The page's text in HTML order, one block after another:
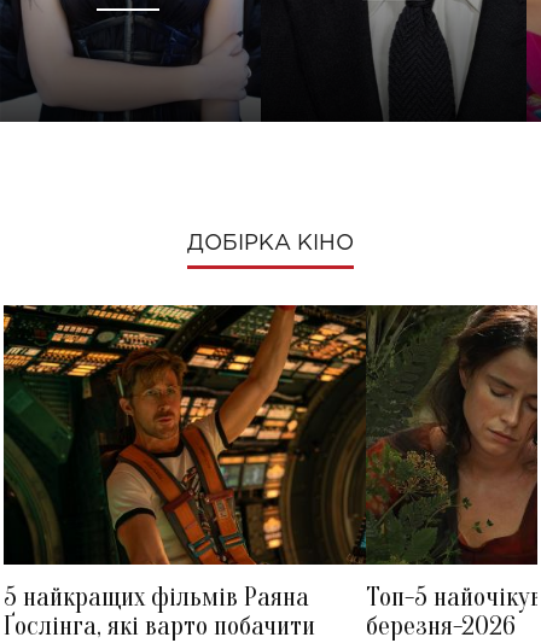
ДОБІРКА КІНО
5 найкращих фільмів Раяна
Ґослінга, які варто побачити
Топ-5
березня-2026